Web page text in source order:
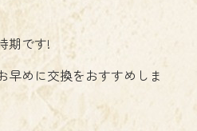
期です!
早めに交換をおすすめしま